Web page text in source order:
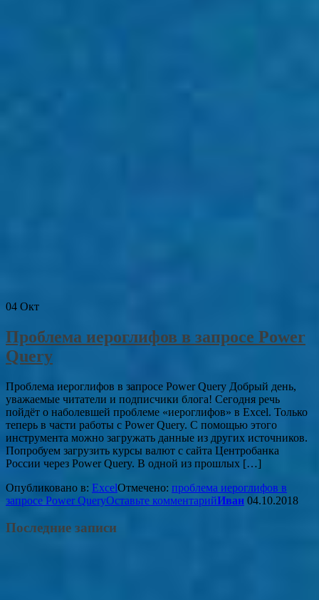
04 Окт
Проблема иероглифов в запросе Power
Query
Проблема иероглифов в запросе Power Query Добрый день,
уважаемые читатели и подписчики блога! Сегодня речь
пойдёт о наболевшей проблеме «иероглифов» в Excel. Только
теперь в части работы с Power Query. С помощью этого
инструмента можно загружать данные из других источников.
Попробуем загрузить курсы валют с сайта Центробанка
России через Power Query. В одной из прошлых […]
Опубликовано в: ExcelОтмечено: проблема иероглифов в
запросе Power QueryОставьте комментарийИван 04.10.2018
Последние записи